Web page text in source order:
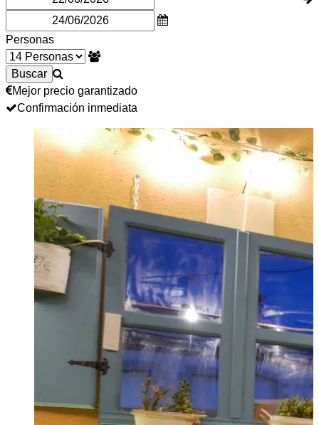
Personas
Mejor precio garantizado
Confirmación inmediata